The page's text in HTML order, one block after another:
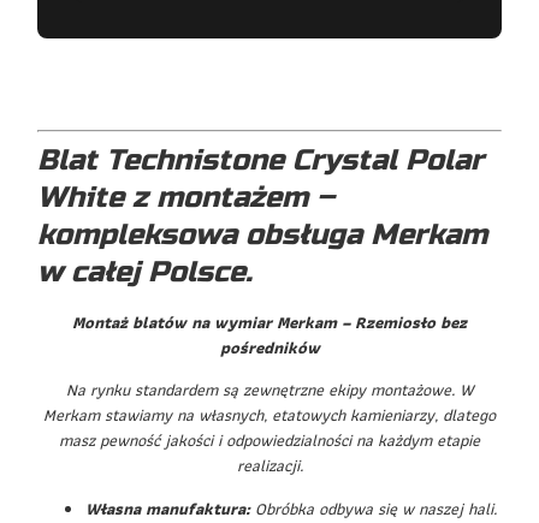
Blat Technistone Crystal Polar
White z montażem –
kompleksowa obsługa Merkam
w całej Polsce.
Montaż blatów na wymiar Merkam – Rzemiosło bez
pośredników
Na rynku standardem są zewnętrzne ekipy montażowe. W
Merkam stawiamy na własnych, etatowych kamieniarzy, dlatego
masz pewność jakości i odpowiedzialności na każdym etapie
realizacji.
Własna manufaktura:Obróbka odbywa się w naszej hali.